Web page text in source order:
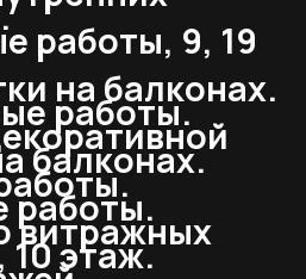
работы, 9, 19
на балконах.
работы.
балконах.
работы.
витражных
10 этаж.